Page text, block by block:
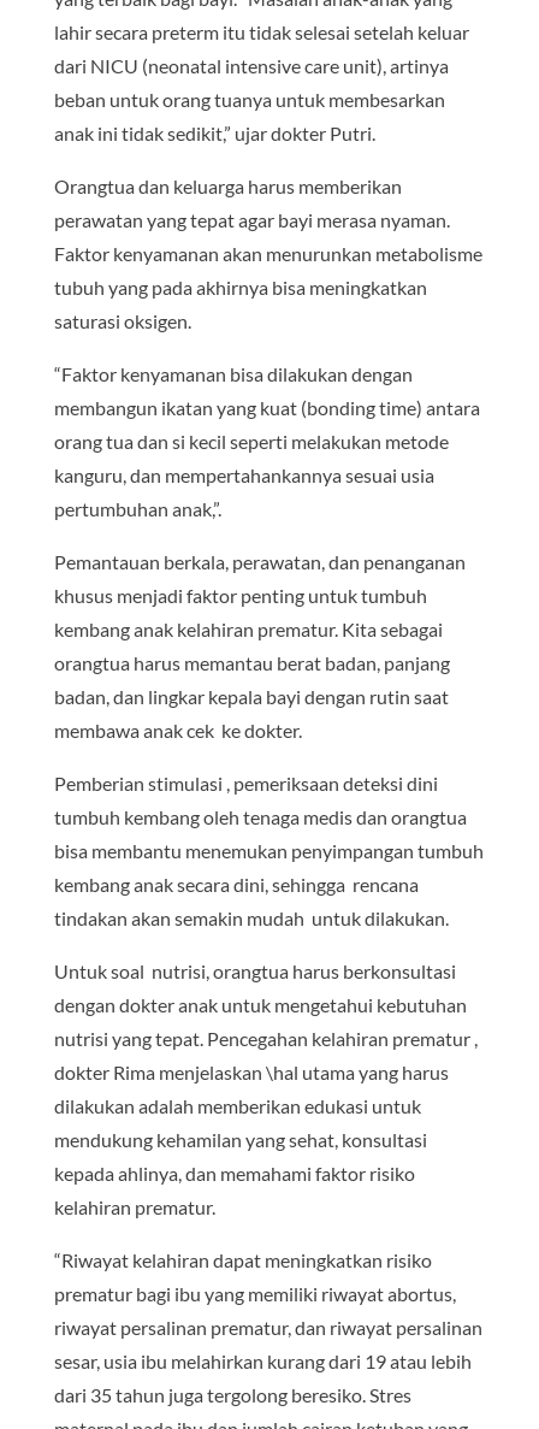
lahir secara preterm itu tidak selesai setelah keluar
dari NICU (neonatal intensive care unit), artinya
beban untuk orang tuanya untuk membesarkan
anak ini tidak sedikit,” ujar dokter Putri.
Orangtua dan keluarga harus memberikan
perawatan yang tepat agar bayi merasa nyaman.
Faktor kenyamanan akan menurunkan metabolisme
tubuh yang pada akhirnya bisa meningkatkan
saturasi oksigen.
“Faktor kenyamanan bisa dilakukan dengan
membangun ikatan yang kuat (bonding time) antara
orang tua dan si kecil seperti melakukan metode
kanguru, dan mempertahankannya sesuai usia
pertumbuhan anak,”.
Pemantauan berkala, perawatan, dan penanganan
khusus menjadi faktor penting untuk tumbuh
kembang anak kelahiran prematur. Kita sebagai
orangtua harus memantau berat badan, panjang
badan, dan lingkar kepala bayi dengan rutin saat
membawa anak cek ke dokter.
Pemberian stimulasi , pemeriksaan deteksi dini
tumbuh kembang oleh tenaga medis dan orangtua
bisa membantu menemukan penyimpangan tumbuh
kembang anak secara dini, sehingga rencana
tindakan akan semakin mudah untuk dilakukan.
Untuk soal nutrisi, orangtua harus berkonsultasi
dengan dokter anak untuk mengetahui kebutuhan
nutrisi yang tepat. Pencegahan kelahiran prematur ,
dokter Rima menjelaskan \hal utama yang harus
dilakukan adalah memberikan edukasi untuk
mendukung kehamilan yang sehat, konsultasi
kepada ahlinya, dan memahami faktor risiko
kelahiran prematur.
“Riwayat kelahiran dapat meningkatkan risiko
prematur bagi ibu yang memiliki riwayat abortus,
riwayat persalinan prematur, dan riwayat persalinan
sesar, usia ibu melahirkan kurang dari 19 atau lebih
dari 35 tahun juga tergolong beresiko. Stres